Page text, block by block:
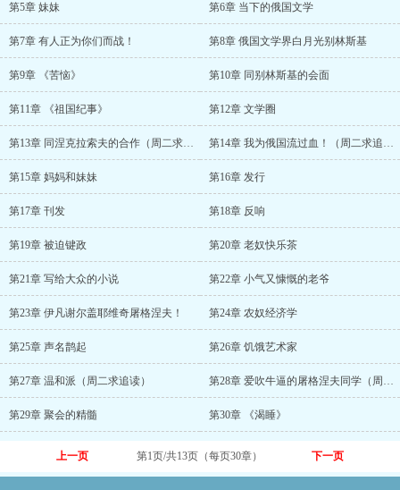
第5章 妹妹 第6章 当下的俄国文学
第7章 有人正为你们而战！ 第8章 俄国文学界白月光别林斯基
第9章 《苦恼》 第10章 同别林斯基的会面
第11章 《祖国纪事》 第12章 文学圈
第13章 同涅克拉索夫的合作（周二求追读！） 第14章 我为俄国流过血！（周二求追读！）
第15章 妈妈和妹妹 第16章 发行
第17章 刊发 第18章 反响
第19章 被迫键政 第20章 老奴快乐茶
第21章 写给大众的小说 第22章 小气又慷慨的老爷
第23章 伊凡谢尔盖耶维奇屠格涅夫！ 第24章 农奴经济学
第25章 声名鹊起 第26章 饥饿艺术家
第27章 温和派（周二求追读） 第28章 爱吹牛逼的屠格涅夫同学（周二求追读
第29章 聚会的精髓 第30章 《渴睡》
上一页 第1页/共13页（每页30章） 下一页